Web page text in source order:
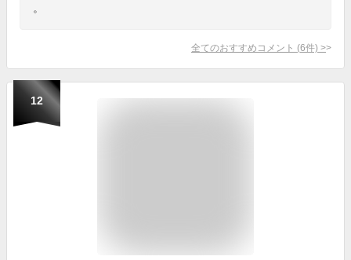
。
全てのおすすめコメント (6件) >
12